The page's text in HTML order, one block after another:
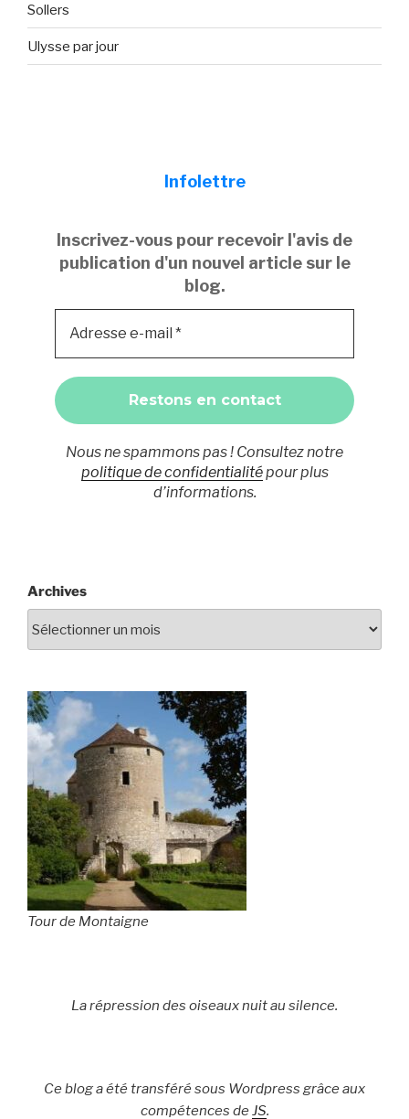
Sollers
Ulysse par jour
Infolettre
Inscrivez-vous pour recevoir l'avis de
publication d'un nouvel article sur le
blog.
Nous ne spammons pas ! Consultez notre
politique de confidentialitépour plus
d’informations.
Archives
Tour de Montaigne
La répression des oiseaux nuit au silence.
Ce blog a été transféré sous Wordpress grâce aux
compétences de JS.